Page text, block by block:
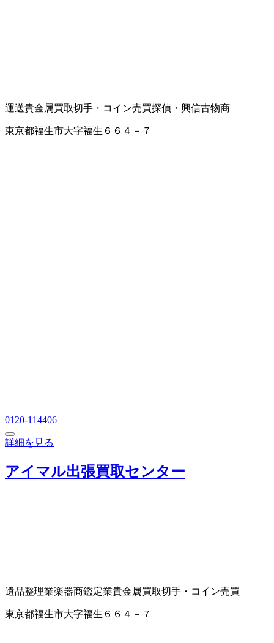
運送貴金属買取切手・コイン売買探偵・興信古物商
東京都福生市大字福生６６４－７
0120-114406
詳細を見る
アイマル出張買取センター
遺品整理業楽器商鑑定業貴金属買取切手・コイン売買
東京都福生市大字福生６６４－７